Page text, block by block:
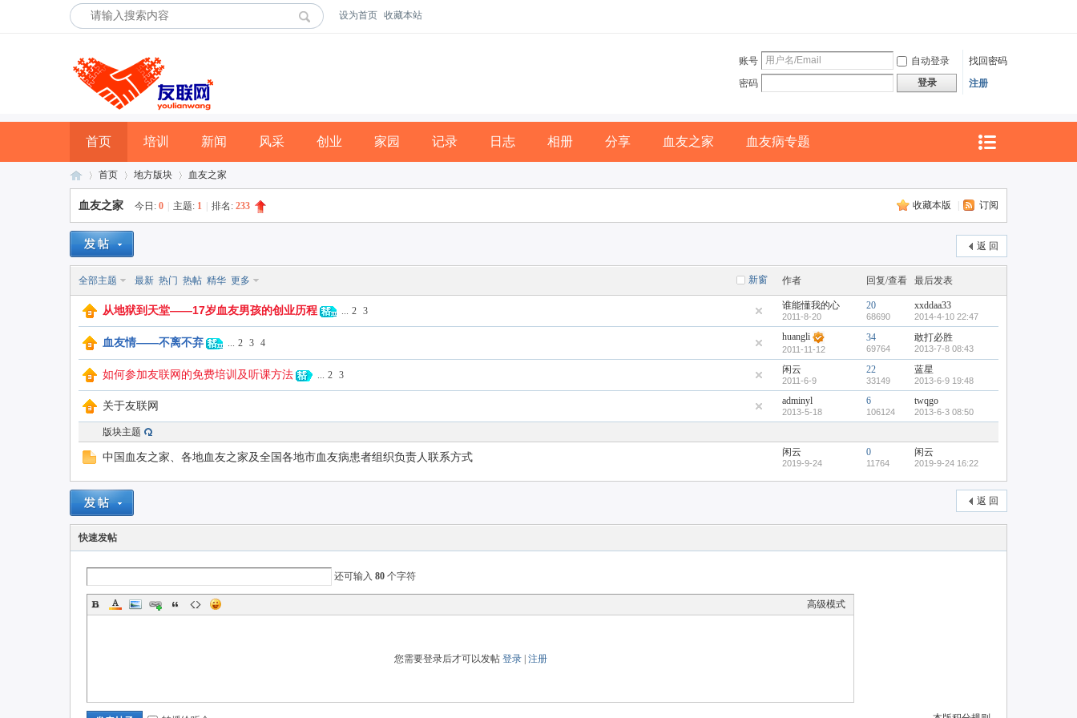
设为首页 收藏本站
账号 自动登录
找回密码
密码
登录 注册
首页 培训 新闻 风采 创业 家园 记录 日志 相册 分享 血友之家 血友病专题
»
首页
›
地方版块 血友之家
收藏本版 订阅
血友之家 今日: 0 主题: 1 排名: 233
返 回
新窗
全部主题 最新 热门 热帖 精华 更多 作者 回复/查看 最后发表
从地狱到天堂——17岁血友男孩的创业历程 ... 2 3 谁能懂我的心
2011-8-20
20
68690
xxddaa33
2014-4-10 22:47
血友情——不离不弃 ... 2 3 4
huangli
2011-11-12
34
69764
敢打必胜
2013-7-8 08:43
如何参加友联网的免费培训及听课方法 ... 2 3 闲云
2011-6-9
22
33149
蓝星
2013-6-9 19:48
关于友联网 adminyl
2013-5-18
6
106124
twqgo
2013-6-3 08:50
版块主题
中国血友之家、各地血友之家及全国各地市血友病患者组织负责人联系方式 闲云
2019-9-24
0
11764
闲云
2019-9-24 16:22
返 回
快速发帖
还可输入 80 个字符
高级模式
您需要登录后才可以发帖 登录| 注册